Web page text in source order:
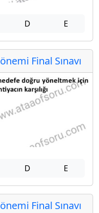
D E
Final Sınavı
D E
Final Sınavı